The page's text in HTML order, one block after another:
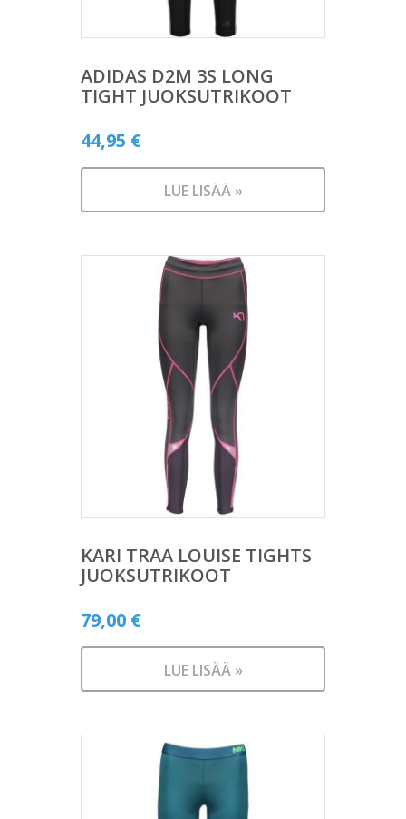
ADIDAS D2M 3S LONG
TIGHT JUOKSUTRIKOOT
44,95 €
LUE LISÄÄ »
KARI TRAA LOUISE TIGHTS
JUOKSUTRIKOOT
79,00 €
LUE LISÄÄ »